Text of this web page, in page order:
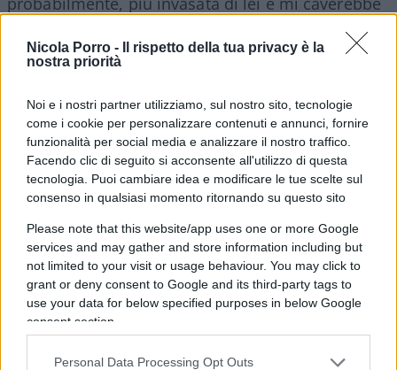
Nicola Porro -
Il rispetto della tua privacy è la
nostra priorità
Noi e i nostri partner utilizziamo, sul nostro sito, tecnologie
come i cookie per personalizzare contenuti e annunci, fornire
funzionalità per social media e analizzare il nostro traffico.
Facendo clic di seguito si acconsente all'utilizzo di questa
tecnologia. Puoi cambiare idea e modificare le tue scelte sul
consenso in qualsiasi momento ritornando su questo sito
Please note that this website/app uses one or more Google
services and may gather and store information including but
not limited to your visit or usage behaviour. You may click to
grant or deny consent to Google and its third-party tags to
use your data for below specified purposes in below Google
consent section.
Personal Data Processing Opt Outs
gli occhi: sono fanatizzate, istupidite, neppure
lontanamente in grado diconfrontarsi sui
concetti di fede
superstizione. Io accetto. Rispetto, anche se so
che è sbagliato.